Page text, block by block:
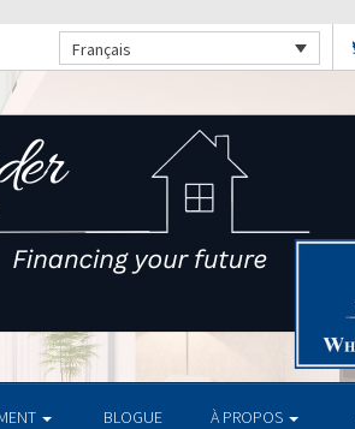
Français
BLOGUE À PROPOS